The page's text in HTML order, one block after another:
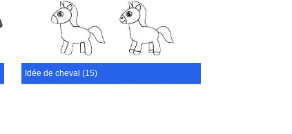
Idée de cheval (15)